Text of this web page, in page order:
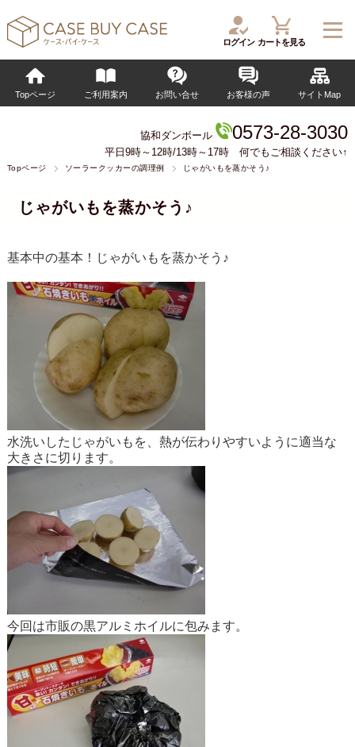
ログイン カートを見る
Topページ ご利用案内 お問い合せ お客様の声 サイトMap
協和ダンボール 0573-28-3030
平日9時～12時/13時～17時 何でもご相談ください↑
Topページ ソーラークッカーの調理例 じゃがいもを蒸かそう♪
じゃがいもを蒸かそう♪
基本中の基本！じゃがいもを蒸かそう♪
水洗いしたじゃがいもを、熱が伝わりやすいように適当な
大きさに切ります。
今回は市販の黒アルミホイルに包みます。